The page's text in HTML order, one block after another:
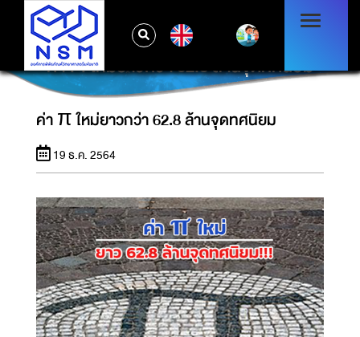
ค่า Π ใหม่ยาวกว่า 62.8 ล้านจุดทศนิยม
ค่า π ใหม่ยาวกว่า 62.8 ล้านจุดทศนิยม
19 ธ.ค. 2564